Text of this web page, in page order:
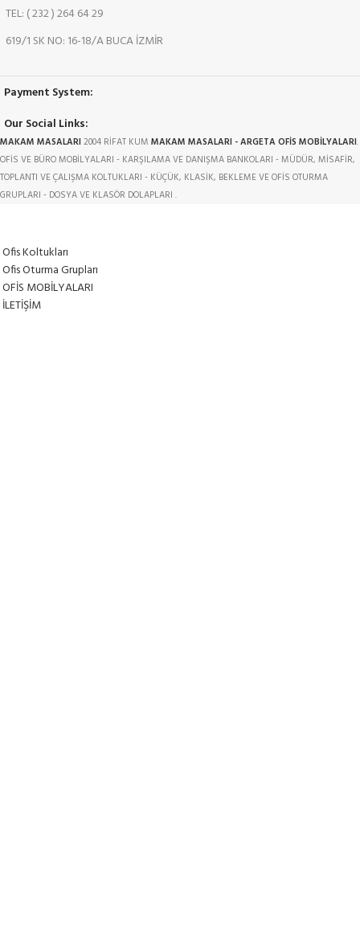
TEL: ( 232 ) 264 64 29
619/1 SK NO: 16-18/A BUCA İZMİR
Payment System:
Our Social Links:
MAKAM MASALARI 2004 RİFAT KUM MAKAM MASALARI - ARGETA OFİS MOBİLYALARI.
OFİS VE BÜRO MOBİLYALARI - KARŞILAMA VE DANIŞMA BANKOLARI - MÜDÜR, MİSAFİR,
TOPLANTI VE ÇALIŞMA KOLTUKLARI - KÜÇÜK, KLASİK, BEKLEME VE OFİS OTURMA
GRUPLARI - DOSYA VE KLASÖR DOLAPLARI .
Ofis Koltukları
Ofis Oturma Grupları
OFİS MOBİLYALARI
İLETİŞİM